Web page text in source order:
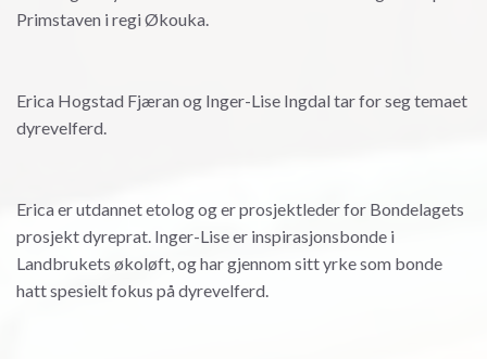
Primstaven i regi Økouka.
Erica Hogstad Fjæran og Inger-Lise Ingdal tar for seg temaet
dyrevelferd.
Erica er utdannet etolog og er prosjektleder for Bondelagets
prosjekt dyreprat. Inger-Lise er inspirasjonsbonde i
Landbrukets økoløft, og har gjennom sitt yrke som bonde
hatt spesielt fokus på dyrevelferd.